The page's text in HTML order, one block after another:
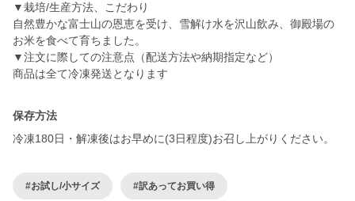
▼栽培/生産方法、こだわり
自然豊かな富士山の恩恵を受け、雪解け水を沢山飲み、御殿場の
お米を食べて育ちました。
▼注文に際しての注意点（配送方法や納期指定など）
保存方法
冷凍180日・解凍後はお早めに(3日程度)お召し上がりください。
#お試し/小サイズ #訳あってお買い得